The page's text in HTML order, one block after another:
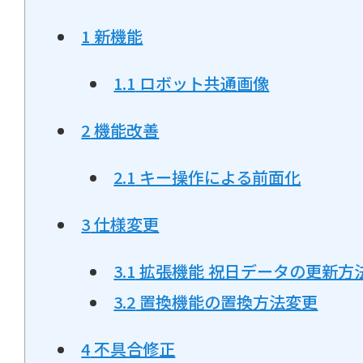
1 新機能
1.1 ロボット共通画像
2機能改善
2.1 キー操作による前面化
3仕様変更
3.1 拡張機能 祝日データの更新方
3.2 置換機能の置換方法変更
4不具合修正